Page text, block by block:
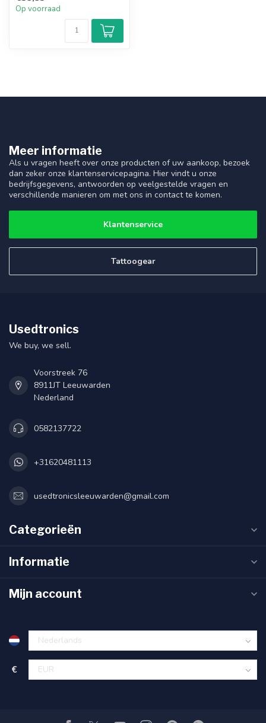
Op voorraad
Meer informatie
Als u vragen heeft over onze producten of uw aankoop, bezoek
dan zeker onze klantenservicepagina. Hier vindt u onze
bedrijfsgegevens, antwoorden op veelgestelde vragen en
verschillende manieren om met ons in contact te komen.
Klantenservice
Tattoogear
Usedtronics
We buy, we sell.
Voorstreek 76
8911JT Leeuwarden
Nederland
0582137722
+31620481113
usedtronicsleeuwarden@gmail.com
Categorieën
Informatie
Mijn account
€